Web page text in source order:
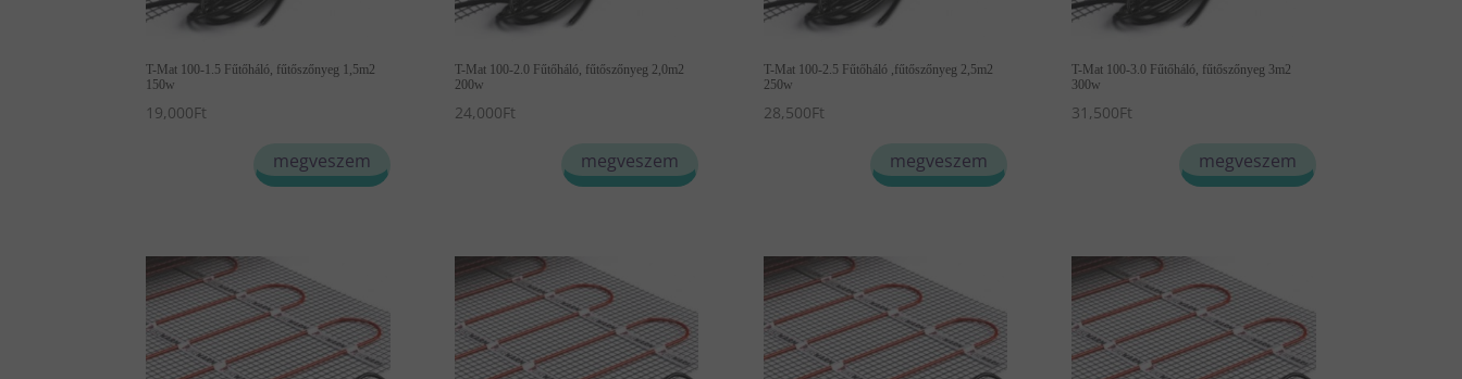
T-Mat 100-1.5 Fűtőháló, fűtőszőnyeg 1,5m2
150w
19,000Ft
megveszem
T-Mat 100-2.0 Fűtőháló, fűtőszőnyeg 2,0m2
200w
24,000Ft
megveszem
T-Mat 100-2.5 Fűtőháló ,fűtőszőnyeg 2,5m2
250w
28,500Ft
megveszem
T-Mat 100-3.0 Fűtőháló, fűtőszőnyeg 3m2
300w
31,500Ft
megveszem